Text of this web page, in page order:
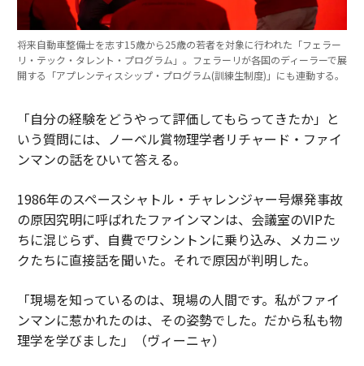
将来自動車整備士を志す15歳から25歳の若者を対象に行われた「フェラー
リ・テック・タレント・プログラム」。フェラーリが各国のディーラーで展
開する「アプレンティスシップ・プログラム(訓練生制度)」にも連動する。
「自分の経験をどうやって評価してもらってきたか」と
いう質問には、ノーベル賞物理学者リチャード・ファイ
ンマンの話をひいて答える。
1986年のスペースシャトル・チャレンジャー号爆発事故
の原因究明に呼ばれたファインマンは、会議室のVIPた
ちに混じらず、自費でワシントンに乗り込み、メカニッ
クたちに直接話を聞いた。それで原因が判明した。
「現場を知っているのは、現場の人間です。私がファイ
ンマンに惹かれたのは、その姿勢でした。だから私も物
理学を学びました」（ヴィーニャ）